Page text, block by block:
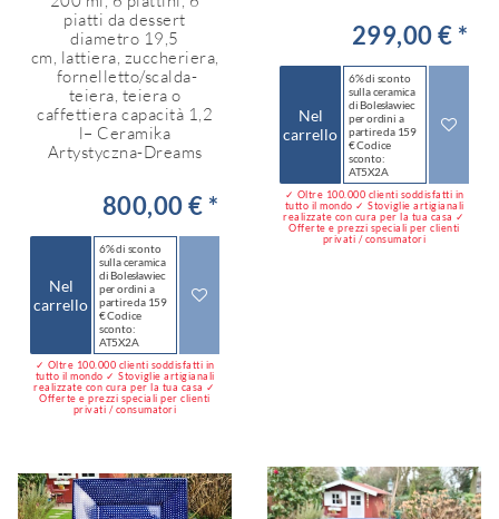
piatti da dessert
diametro 19,5
cm, lattiera, zuccheriera,
fornelletto/scalda-
teiera, teiera o
caffettiera capacità 1,2
l– Ceramika
Artystyczna-Dreams
800,00 € *
Nel
carrello
6% di sconto
sulla ceramica
di Bolesławiec
per ordini a
partire da 159
€ Codice
sconto:
AT5X2A
✓ Oltre 100.000 clienti soddisfatti in
tutto il mondo ✓ Stoviglie artigianali
realizzate con cura per la tua casa ✓
Offerte e prezzi speciali per clienti
privati / consumatori
299,00 € *
Nel
carrello
6% di sconto
sulla ceramica
di Bolesławiec
per ordini a
partire da 159
€ Codice
sconto:
AT5X2A
✓ Oltre 100.000 clienti soddisfatti in
tutto il mondo ✓ Stoviglie artigianali
realizzate con cura per la tua casa ✓
Offerte e prezzi speciali per clienti
privati / consumatori